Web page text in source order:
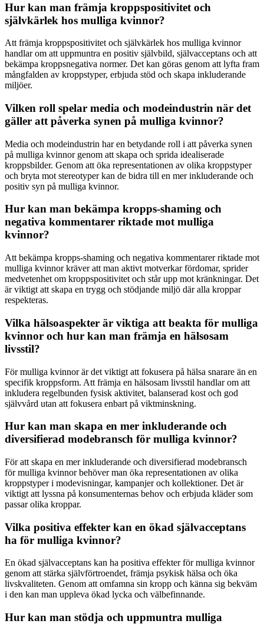
Hur kan man främja kroppspositivitet och
självkärlek hos mulliga kvinnor?
Att främja kroppspositivitet och självkärlek hos mulliga kvinnor
handlar om att uppmuntra en positiv självbild, självacceptans och att
bekämpa kroppsnegativa normer. Det kan göras genom att lyfta fram
mångfalden av kroppstyper, erbjuda stöd och skapa inkluderande
miljöer.
Vilken roll spelar media och modeindustrin när det
gäller att påverka synen på mulliga kvinnor?
Media och modeindustrin har en betydande roll i att påverka synen
på mulliga kvinnor genom att skapa och sprida idealiserade
kroppsbilder. Genom att öka representationen av olika kroppstyper
och bryta mot stereotyper kan de bidra till en mer inkluderande och
positiv syn på mulliga kvinnor.
Hur kan man bekämpa kropps-shaming och
negativa kommentarer riktade mot mulliga
kvinnor?
Att bekämpa kropps-shaming och negativa kommentarer riktade mot
mulliga kvinnor kräver att man aktivt motverkar fördomar, sprider
medvetenhet om kroppspositivitet och står upp mot kränkningar. Det
är viktigt att skapa en trygg och stödjande miljö där alla kroppar
respekteras.
Vilka hälsoaspekter är viktiga att beakta för mulliga
kvinnor och hur kan man främja en hälsosam
livsstil?
För mulliga kvinnor är det viktigt att fokusera på hälsa snarare än en
specifik kroppsform. Att främja en hälsosam livsstil handlar om att
inkludera regelbunden fysisk aktivitet, balanserad kost och god
självvård utan att fokusera enbart på viktminskning.
Hur kan man skapa en mer inkluderande och
diversifierad modebransch för mulliga kvinnor?
För att skapa en mer inkluderande och diversifierad modebransch
för mulliga kvinnor behöver man öka representationen av olika
kroppstyper i modevisningar, kampanjer och kollektioner. Det är
viktigt att lyssna på konsumenternas behov och erbjuda kläder som
passar olika kroppar.
Vilka positiva effekter kan en ökad självacceptans
ha för mulliga kvinnor?
En ökad självacceptans kan ha positiva effekter för mulliga kvinnor
genom att stärka självförtroendet, främja psykisk hälsa och öka
livskvaliteten. Genom att omfamna sin kropp och känna sig bekväm
i den kan man uppleva ökad lycka och välbefinnande.
Hur kan man stödja och uppmuntra mulliga